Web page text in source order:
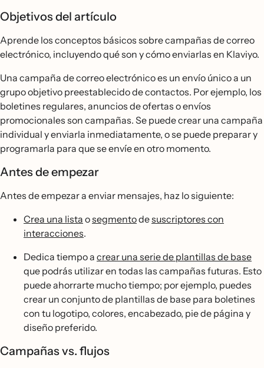
Objetivos del artículo
Aprende los conceptos básicos sobre campañas de correo
electrónico, incluyendo qué son y cómo enviarlas en Klaviyo.
Una campaña de correo electrónico es un envío único a un
grupo objetivo preestablecido de contactos. Por ejemplo, los
boletines regulares, anuncios de ofertas o envíos
promocionales son campañas. Se puede crear una campaña
individual y enviarla inmediatamente, o se puede preparar y
programarla para que se envíe en otro momento.
Antes de empezar
Antes de empezar a enviar mensajes, haz lo siguiente:
Crea una lista osegmentodesuscriptores con
interacciones.
Dedica tiempo a crear una serie de plantillas de base
que podrás utilizar en todas las campañas futuras. Esto
puede ahorrarte mucho tiempo; por ejemplo, puedes
crear un conjunto de plantillas de base para boletines
con tu logotipo, colores, encabezado, pie de página y
diseño preferido.
Campañas vs. flujos